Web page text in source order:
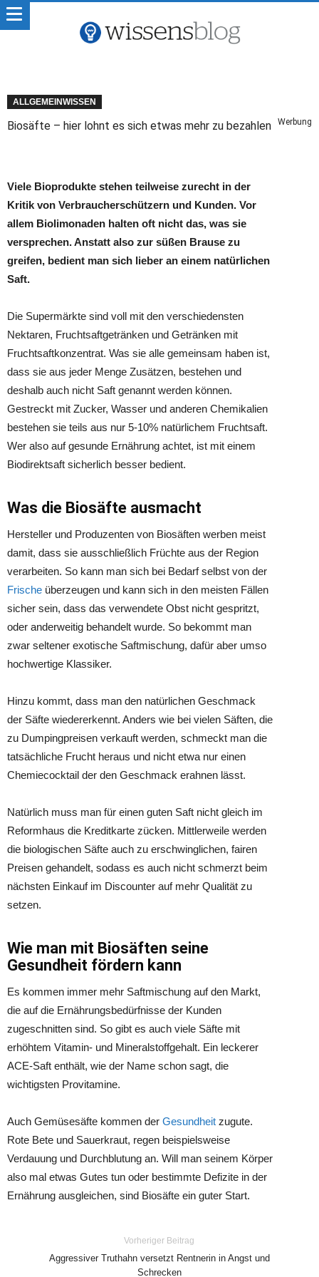
ALLGEMEINWISSEN
Biosäfte – hier lohnt es sich etwas mehr zu bezahlen Werbung
Viele Bioprodukte stehen teilweise zurecht in der
Kritik von Verbraucherschützern und Kunden. Vor
allem Biolimonaden halten oft nicht das, was sie
versprechen. Anstatt also zur süßen Brause zu
greifen, bedient man sich lieber an einem natürlichen
Saft.
Die Supermärkte sind voll mit den verschiedensten
Nektaren, Fruchtsaftgetränken und Getränken mit
Fruchtsaftkonzentrat. Was sie alle gemeinsam haben ist,
dass sie aus jeder Menge Zusätzen, bestehen und
deshalb auch nicht Saft genannt werden können.
Gestreckt mit Zucker, Wasser und anderen Chemikalien
bestehen sie teils aus nur 5-10% natürlichem Fruchtsaft.
Wer also auf gesunde Ernährung achtet, ist mit einem
Biodirektsaft sicherlich besser bedient.
Was die Biosäfte ausmacht
Hersteller und Produzenten von Biosäften werben meist
damit, dass sie ausschließlich Früchte aus der Region
verarbeiten. So kann man sich bei Bedarf selbst von der
Frische überzeugen und kann sich in den meisten Fällen
sicher sein, dass das verwendete Obst nicht gespritzt,
oder anderweitig behandelt wurde. So bekommt man
zwar seltener exotische Saftmischung, dafür aber umso
hochwertige Klassiker.
Hinzu kommt, dass man den natürlichen Geschmack
der Säfte wiedererkennt. Anders wie bei vielen Säften, die
zu Dumpingpreisen verkauft werden, schmeckt man die
tatsächliche Frucht heraus und nicht etwa nur einen
Chemiecocktail der den Geschmack erahnen lässt.
Natürlich muss man für einen guten Saft nicht gleich im
Reformhaus die Kreditkarte zücken. Mittlerweile werden
die biologischen Säfte auch zu erschwinglichen, fairen
Preisen gehandelt, sodass es auch nicht schmerzt beim
nächsten Einkauf im Discounter auf mehr Qualität zu
setzen.
Wie man mit Biosäften seine
Gesundheit fördern kann
Es kommen immer mehr Saftmischung auf den Markt,
die auf die Ernährungsbedürfnisse der Kunden
zugeschnitten sind. So gibt es auch viele Säfte mit
erhöhtem Vitamin- und Mineralstoffgehalt. Ein leckerer
ACE-Saft enthält, wie der Name schon sagt, die
wichtigsten Provitamine.
Auch Gemüsesäfte kommen der Gesundheit zugute.
Rote Bete und Sauerkraut, regen beispielsweise
Verdauung und Durchblutung an. Will man seinem Körper
also mal etwas Gutes tun oder bestimmte Defizite in der
Ernährung ausgleichen, sind Biosäfte ein guter Start.
Vorheriger Beitrag
Aggressiver Truthahn versetzt Rentnerin in Angst und
Schrecken